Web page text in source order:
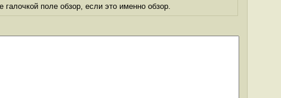
поле обзор, если это именно обзор.